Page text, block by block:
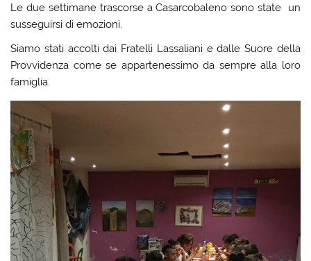
Le due settimane trascorse a Casarcobaleno sono state un
susseguirsi di emozioni.
Siamo stati accolti dai Fratelli Lassaliani e dalle Suore della
Provvidenza come se appartenessimo da sempre alla loro
famiglia.